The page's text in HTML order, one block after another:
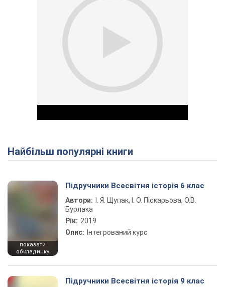
Play Video
Найбільш популярні книги
показати
обкладинку
Підручники Всесвітня історія 6 клас
Автори:
І. Я. Щупак, І. О. Піскарьова, О.В.
Бурлака
Рік: 2019
Опис: Інтегрований курс
Підручники Всесвітня історія 9 клас